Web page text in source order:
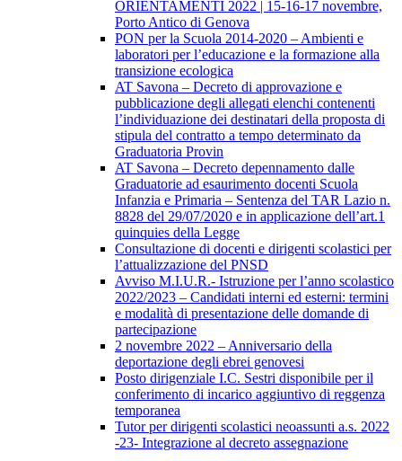
ORIENTAMENTI 2022 | 15-16-17 novembre,
Porto Antico di Genova
PON per la Scuola 2014-2020 – Ambienti e
laboratori per l’educazione e la formazione alla
transizione ecologica
AT Savona – Decreto di approvazione e
pubblicazione degli allegati elenchi contenenti
l’individuazione dei destinatari della proposta di
stipula del contratto a tempo determinato da
Graduatoria Provin
AT Savona – Decreto depennamento dalle
Graduatorie ad esaurimento docenti Scuola
Infanzia e Primaria – Sentenza del TAR Lazio n.
8828 del 29/07/2020 e in applicazione dell’art.1
quinquies della Legge
Consultazione di docenti e dirigenti scolastici per
l’attualizzazione del PNSD
Avviso M.I.U.R.- Istruzione per l’anno scolastico
2022/2023 – Candidati interni ed esterni: termini
e modalità di presentazione delle domande di
partecipazione
2 novembre 2022 – Anniversario della
deportazione degli ebrei genovesi
Posto dirigenziale I.C. Sestri disponibile per il
conferimento di incarico aggiuntivo di reggenza
temporanea
Tutor per dirigenti scolastici neoassunti a.s. 2022
-23- Integrazione al decreto assegnazione